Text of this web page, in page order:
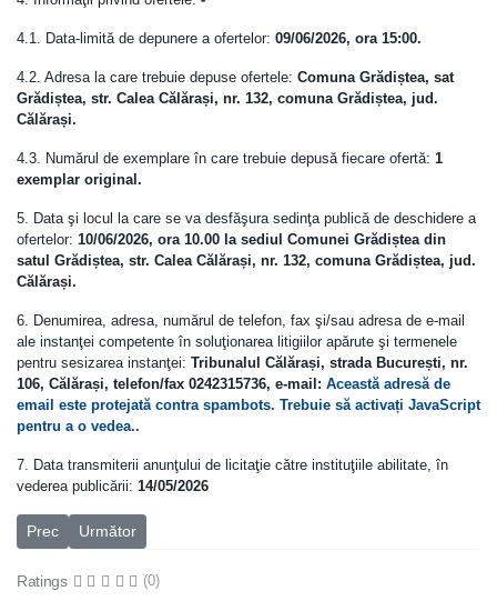
4.1. Data-limită de depunere a ofertelor: 09/06/2026, ora 15:00.
4.2. Adresa la care trebuie depuse ofertele: Comuna Grădiștea, sat
Grădiștea, str. Calea Călărași, nr. 132, comuna Grădiștea, jud.
Călărași.
4.3. Numărul de exemplare în care trebuie depusă fiecare ofertă: 1
exemplar original.
5. Data şi locul la care se va desfăşura sedinţa publică de deschidere a
ofertelor: 10/06/2026, ora 10.00 la sediul Comunei Grădiștea din
satul Grădiștea, str. Calea Călărași, nr. 132, comuna Grădiștea, jud.
Călărași.
6. Denumirea, adresa, numărul de telefon, fax şi/sau adresa de e-mail
ale instanţei competente în soluţionarea litigiilor apărute şi termenele
pentru sesizarea instanţei: Tribunalul Călărași, strada București, nr.
106, Călărași, telefon/fax 0242315736, e-mail: Această adresă de
email este protejată contra spambots. Trebuie să activați JavaScript
pentru a o vedea..
7. Data transmiterii anunţului de licitaţie către instituţiile abilitate, în
vederea publicării: 14/05/2026
Articol precedent: Anunt vanzare teren în suprafață de 757 mp
Prec Articolul următor: PUBLICAȚIE DE CONCURS
Următor
Ratings (0)